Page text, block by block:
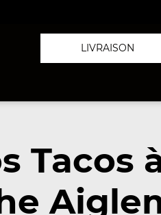
LIVRAISON
Tacos